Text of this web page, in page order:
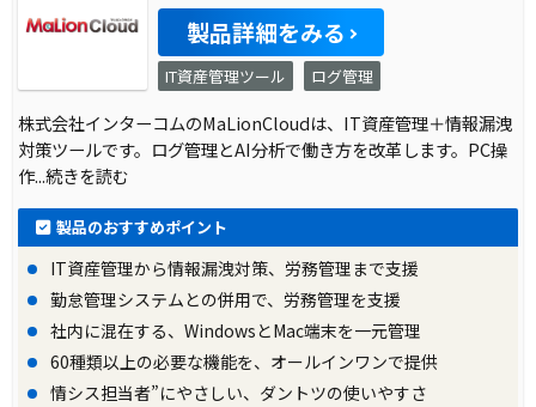
製品詳細をみる
IT資産管理ツール ログ管理
株式会社インターコムのMaLionCloudは、IT資産管理＋情報漏洩
対策ツールです。ログ管理とAI分析で働き方を改革します。PC操
作...続きを読む
製品のおすすめポイント
IT資産管理から情報漏洩対策、労務管理まで支援
勤怠管理システムとの併用で、労務管理を支援
社内に混在する、WindowsとMac端末を一元管理
60種類以上の必要な機能を、オールインワンで提供
情シス担当者”にやさしい、ダントツの使いやすさ